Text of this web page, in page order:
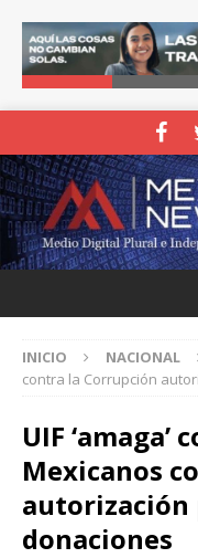
INICIO NACIONAL
contra la Corrupción
UIF ‘amaga’
Mexicanos
autorización
donaciones